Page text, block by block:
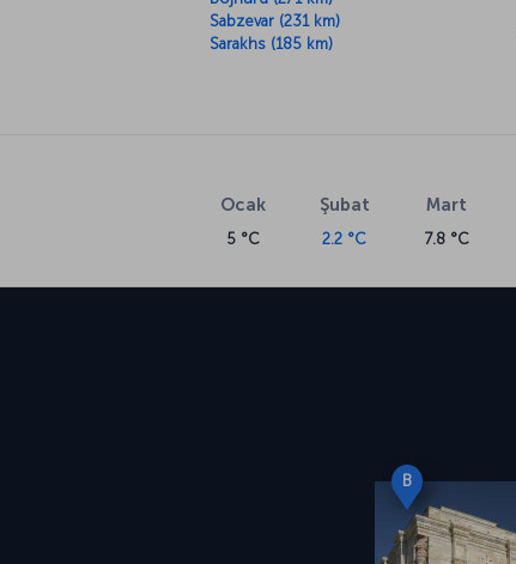
Sabzevar (231 km)
Sarakhs (185 km)
Ocak
5 °C
Şubat
2.2 °C
Mart
7.8 °C
B